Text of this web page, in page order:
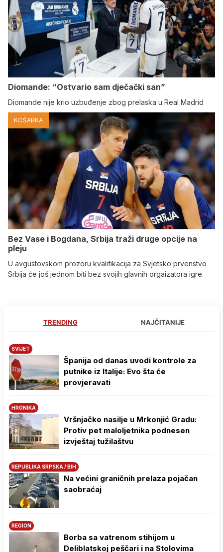
Diomande: “Ostvario sam dječački san”
Diomande nije krio uzbuđenje zbog prelaska u Real Madrid
KOŠARKA
Bez Vase i Bogdana, Srbija traži druge opcije na
pleju
U avgustovskom prozoru kvalifikacija za Svjetsko prvenstvo
Srbija će još jednom biti bez svojih glavnih orgaizatora igre.
TRENDING NAJČITANIJE
SVIJET
Španija od danas uvodi kontrole za
putnike iz Italije: Evo šta će
provjeravati
HRONIKA
Vršnjačko nasilje u Mrkonjić Gradu:
Protiv pet maloljetnika podnesen
izvještaj tužilaštvu
REPUBLIKA SRPSKA / BIH
Na većini graničnih prelaza pojačan
saobraćaj
REGION
Borba sa vatrenom stihijom u
Deliblatskoj peščari i na Stolovima